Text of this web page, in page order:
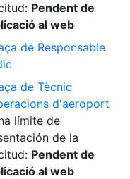
Pendent de
al web
de Responsable
de Tècnic
d'aeroport
límite de
de la
Pendent de
al web